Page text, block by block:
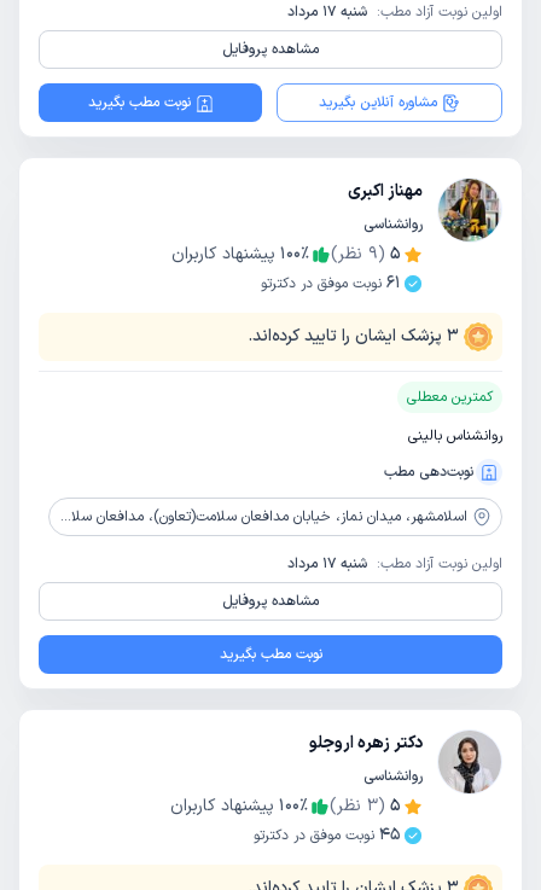
اولین نوبت آزاد مطب: شنبه 17 مرداد
مشاهده پروفایل
مشاوره آنلاین بگیرید نوبت مطب بگیرید
مهناز اکبری
روانشناسی
5
(
9 نظر) 100٪
پیشنهاد کاربران
61 نوبت موفق در دکترتو
3 پزشک ایشان را تایید کرده‌اند.
کمترین معطلی
روانشناس بالینی
نوبت‌دهی مطب
اسلامشهر، میدان نماز، خیابان مدافعان سلامت(تعاون)، مدافعان سلامت 3(تعاون 3)، جنب عمارت مجد، ساختمان کیان، طبقه 1، زنگ 2
اولین نوبت آزاد مطب: شنبه 17 مرداد
مشاهده پروفایل
نوبت مطب بگیرید
دکتر زهره اروجلو
روانشناسی
5
(
3 نظر) 100٪
پیشنهاد کاربران
45 نوبت موفق در دکترتو